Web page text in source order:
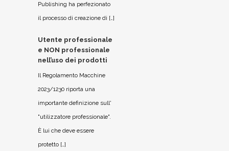
Publishing ha perfezionato
il processo di creazione di […]
Utente professionale
e NON professionale
nell’uso dei prodotti
Il Regolamento Macchine
2023/1230 riporta una
importante definizione sull'
"utilizzatore professionale".
È lui che deve essere
protetto […]